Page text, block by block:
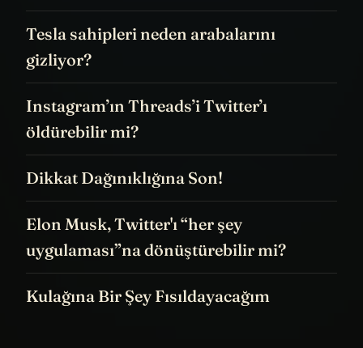
Tesla sahipleri neden arabalarını
gizliyor?
Instagram’ın Threads’i Twitter’ı
öldürebilir mi?
Dikkat Dağınıklığına Son!
Elon Musk, Twitter'ı “her şey
uygulaması”na dönüştürebilir mi?
Kulağına Bir Şey Fısıldayacağım